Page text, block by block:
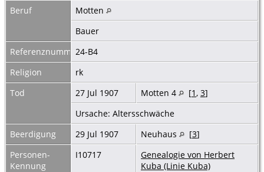
Beruf
Motten
Bauer
Referenznummer24-B4
Religion
rk
Tod
27 Jul 1907 Motten 4 [1, 3]
Ursache: Altersschwäche
Beerdigung
29 Jul 1907 Neuhaus [3]
Personen-
Kennung
I10717
Genealogie von Herbert
Kuba (Linie Kuba)